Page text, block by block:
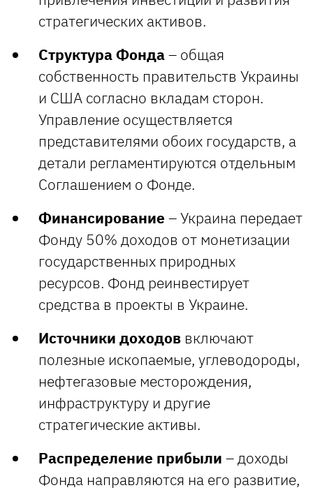
стратегических активов.
Структура Фонда– общая
собственность правительств Украины
и США согласно вкладам сторон.
Управление осуществляется
представителями обоих государств, а
детали регламентируются отдельным
Соглашением о Фонде.
Финансирование – Украина передает
Фонду 50% доходов от монетизации
государственных природных
ресурсов. Фонд реинвестирует
средства в проекты в Украине.
Источники доходов включают
полезные ископаемые, углеводороды,
нефтегазовые месторождения,
инфраструктуру и другие
стратегические активы.
Распределение прибыли – доходы
Фонда направляются на его развитие,